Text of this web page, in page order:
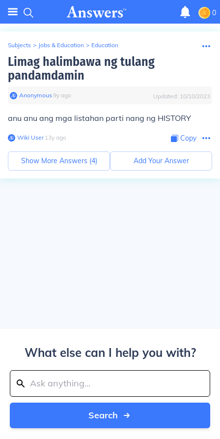
0
Subjects > Jobs & Education > Education
Limag halimbawa ng tulang
pandamdamin
Anonymous∙9y ago Updated: 10/10/2023
anu anu ang mga listahan parti nang ng HISTORY
Wiki User∙13y ago Copy
Show More Answers (4) Add Your Answer
What else can I help you with?
Search